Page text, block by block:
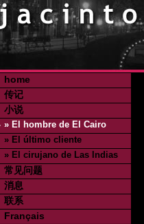
home
传记
小说
» El hombre de El Cairo
» El último cliente
» El cirujano de Las Indias
常见问题
消息
联系
Français